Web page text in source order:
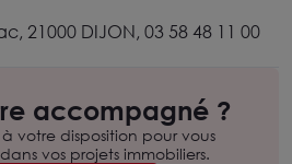
21000 DIJON, 03 58 48 11 00
accompagné ?
à votre disposition pour vous
vos projets immobiliers.